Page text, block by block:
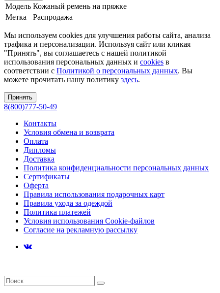
Модель Кожаный ремень на пряжке
Метка
Распродажа
Мы используем cookies для улучшения работы сайта, анализа
трафика и персонализации. Используя сайт или кликая
"Принять", вы соглашаетесь с нашей политикой
использования персональных данных и cookies в
соответствии с Политикой о персональных данных. Вы
можете прочитать нашу политику здесь.
Принять
8(800)777-50-49
Контакты
Условия обмена и возврата
Оплата
Дипломы
Доставка
Политика конфиденциальности персональных данных
Сертификаты
Оферта
Правила использования подарочных карт
Правила ухода за одеждой
Политика платежей
Условия использования Cookie-файлов
Согласие на рекламную рассылку